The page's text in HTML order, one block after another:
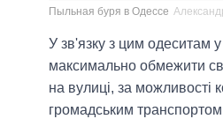
Пыльная буря в Одессе
У зв'язку з цим одеситам у
максимально обмежити
на вулиці, за можливості
громадським